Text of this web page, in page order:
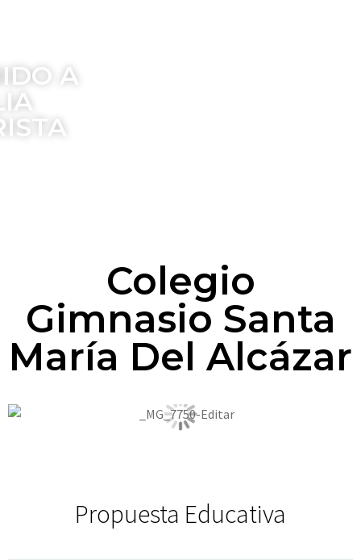
A
Colegio
Gimnasio Santa
María Del Alcázar
Propuesta Educativa